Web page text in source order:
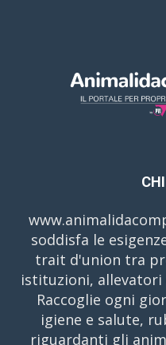
soddisfa le
trait d'union tra
istituzioni,
Raccoglie ogni
igiene e salute,
riguardanti gli